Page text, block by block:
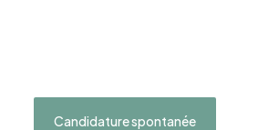
Candidature spontanée